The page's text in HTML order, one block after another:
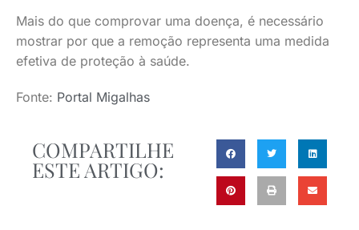
Mais do que comprovar uma doença, é necessário
mostrar por que a remoção representa uma medida
efetiva de proteção à saúde.
Fonte: Portal Migalhas
COMPARTILHE
ESTE ARTIGO: